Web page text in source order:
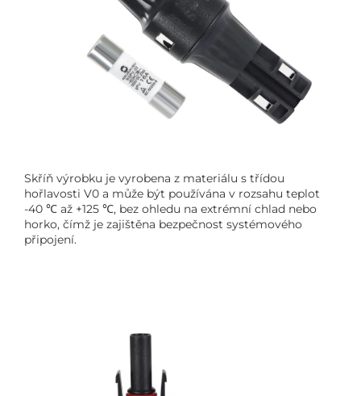
Skříň výrobku je vyrobena z materiálu s třídou
hořlavosti V0 a může být používána v rozsahu teplot
-40 ℃ až +125 ℃, bez ohledu na extrémní chlad nebo
horko, čímž je zajištěna bezpečnost systémového
připojení.